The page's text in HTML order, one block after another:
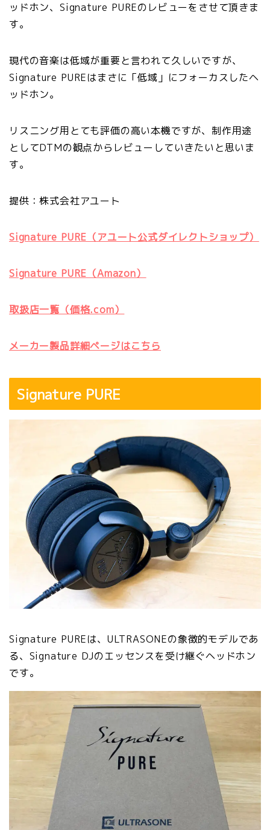
ッドホン、Signature PUREのレビューをさせて頂きま
す。
現代の音楽は低域が重要と言われて久しいですが、
Signature PUREはまさに「低域」にフォーカスしたヘ
ッドホン。
リスニング用とても評価の高い本機ですが、制作用途
としてDTMの観点からレビューしていきたいと思いま
す。
提供：株式会社アユート
Signature PURE（アユート公式ダイレクトショップ）
Signature PURE（Amazon）
取扱店一覧（価格.com）
メーカー製品詳細ページはこちら
Signature PURE
Signature PUREは、ULTRASONEの象徴的モデルであ
る、Signature DJのエッセンスを受け継ぐヘッドホン
です。